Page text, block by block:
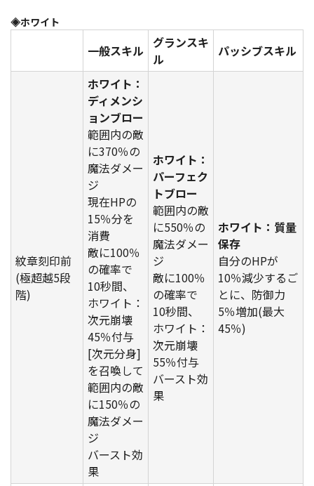
◈ホワイト
一般スキル
グランスキ
ル
パッシブスキル
紋章刻印前
(極超越5段
階)
ホワイト：
ディメンシ
ョンブロー
範囲内の敵
に370％の
魔法ダメー
ジ
現在HPの
15％分を
消費
敵に100％
の確率で
10秒間、
ホワイト：
次元崩壊
45％付与
[次元分身]
を召喚して
範囲内の敵
に150％の
魔法ダメー
ジ
バースト効
果
ホワイト：
パーフェク
トブロー
範囲内の敵
に550％の
魔法ダメー
ジ
敵に100％
の確率で
10秒間、
ホワイト：
次元崩壊
55％付与
バースト効
果
ホワイト：質量
保存
自分のHPが
10％減少するご
とに、防御力
5％増加(最大
45％)